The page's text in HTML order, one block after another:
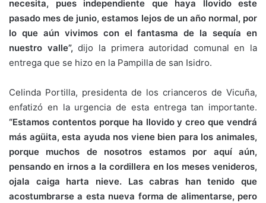
necesita, pues independiente que haya llovido este
pasado mes de junio, estamos lejos de un año normal, por
lo que aún vivimos con el fantasma de la sequía en
nuestro valle”,dijo la primera autoridad comunal en la
entrega que se hizo en la Pampilla de san Isidro.
Celinda Portilla, presidenta de los crianceros de Vicuña,
enfatizó en la urgencia de esta entrega tan importante.
“Estamos contentos porque ha llovido y creo que vendrá
más agüita, esta ayuda nos viene bien para los animales,
porque muchos de nosotros estamos por aquí aún,
pensando en irnos a la cordillera en los meses venideros,
ojala caiga harta nieve. Las cabras han tenido que
acostumbrarse a esta nueva forma de alimentarse, pero